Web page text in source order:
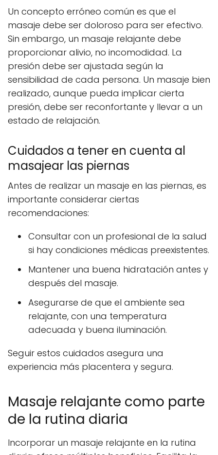
Un concepto erróneo común es que el
masaje debe ser doloroso para ser efectivo.
Sin embargo, un masaje relajante debe
proporcionar alivio, no incomodidad. La
presión debe ser ajustada según la
sensibilidad de cada persona. Un masaje bien
realizado, aunque pueda implicar cierta
presión, debe ser reconfortante y llevar a un
estado de relajación.
Cuidados a tener en cuenta al
masajear las piernas
Antes de realizar un masaje en las piernas, es
importante considerar ciertas
recomendaciones:
Consultar con un profesional de la salud
si hay condiciones médicas preexistentes.
Mantener una buena hidratación antes y
después del masaje.
Asegurarse de que el ambiente sea
relajante, con una temperatura
adecuada y buena iluminación.
Seguir estos cuidados asegura una
experiencia más placentera y segura.
Masaje relajante como parte
de la rutina diaria
Incorporar un masaje relajante en la rutina